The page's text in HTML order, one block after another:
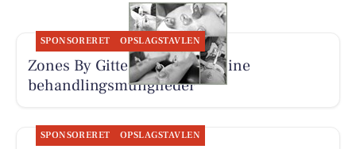
SPONSORERET OPSLAGSTAVLEN
Zones By Gitte præsenterer sine
behandlingsmuligheder
SPONSORERET OPSLAGSTAVLEN